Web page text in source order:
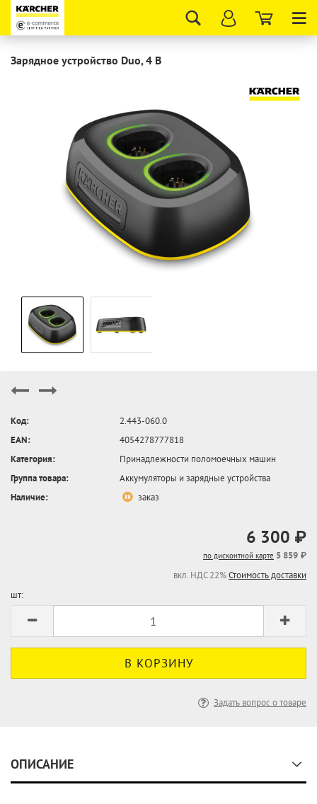
Зарядное устройство Duo, 4 В
Код:
2.443-060.0
EAN:
4054278777818
Категория:
Принадлежности поломоечных машин
Группа товара:
Аккумуляторы и зарядные устройства
Наличие:
заказ
6 300 ₽
по дисконтной карте 5 859 ₽
вкл. НДС 22%Стоимость доставки
шт:
Задать вопрос о товаре
ОПИСАНИЕ